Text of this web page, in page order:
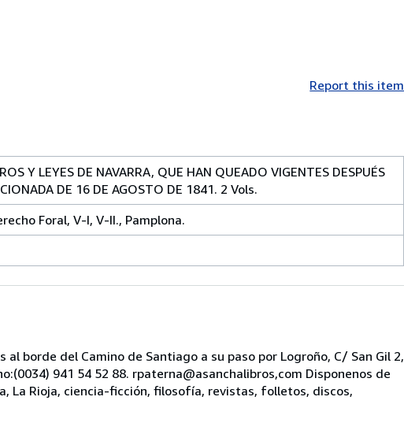
Report this item
Y LEYES DE NAVARRA, QUE HAN QUEADO VIGENTES DESPUÉS
DE 16 DE AGOSTO DE 1841. 2 Vols.
Foral, V-I, V-II., Pamplona.
al borde del Camino de Santiago a su paso por Logroño, C/ San Gil 2,
941 54 52 88. rpaterna@asanchalibros,com Disponenos de
La Rioja, ciencia-ficción, filosofía, revistas, folletos, discos,